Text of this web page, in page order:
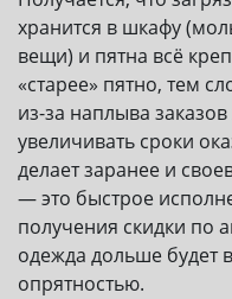
хранится в шкафу
вещи) и пятна всё
«старее» пятно, тем
из-за наплыва
увеличивать сроки
делает заранее и
— это быстрое
получения скидки по
одежда дольше будет
опрятностью.